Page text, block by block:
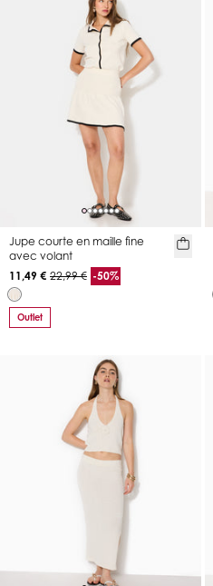
Jupe courte en maille fine
avec volant
11,49 € 22,99 € -50%
Outlet